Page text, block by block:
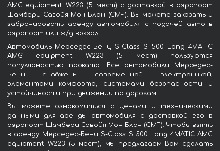
AMG equipment W223 (5 мест) с доставкой в аэропорт
Шамбери Савойя Мон Блан (CMF). Вы можете заказать и
забронировать аренду автомобиля с подачей авто в
аэропорт или ж/д вокзал.
Автомобиль Мерседес-Бенц S-Class S 500 Long 4MATIC
AMG equipment W223 (5 мест) пользуются
популярностью проката. Все автомобили Мерседес-
Бенц снабжены современной электроникой,
элементами комфорта, системами безопасности и
устойчивости при движении по дорогам.
Вы можете ознакомиться с ценами и техническими
данными для аренды автомобиля с доставкой его в
аэропорт Шамбери Савойя Мон Блан (CMF). Чтобы взять
в аренду Мерседес-Бенц S-Class S 500 Long 4MATIC AMG
equipment W223 (5 мест), мы предлагаем Вам сделать